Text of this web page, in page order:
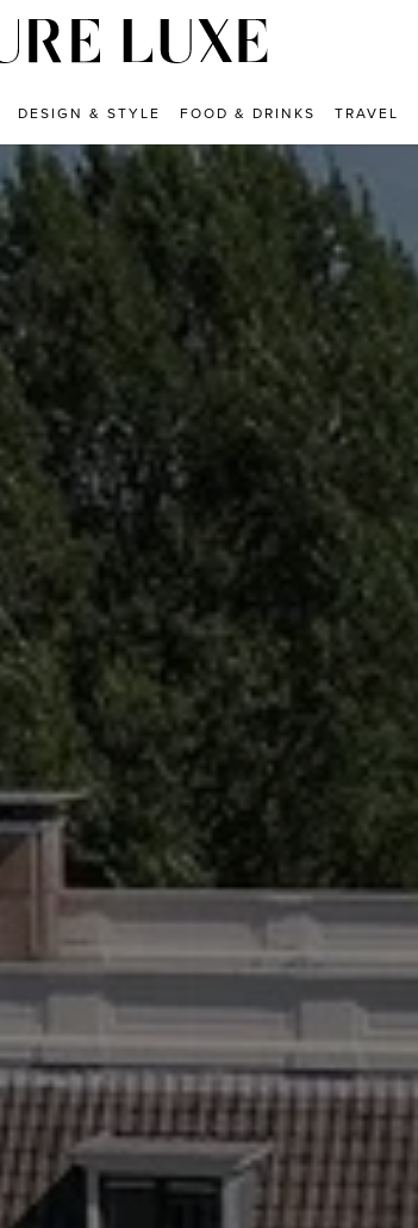
DESIGN & STYLE FOOD & DRINKS TRAVEL